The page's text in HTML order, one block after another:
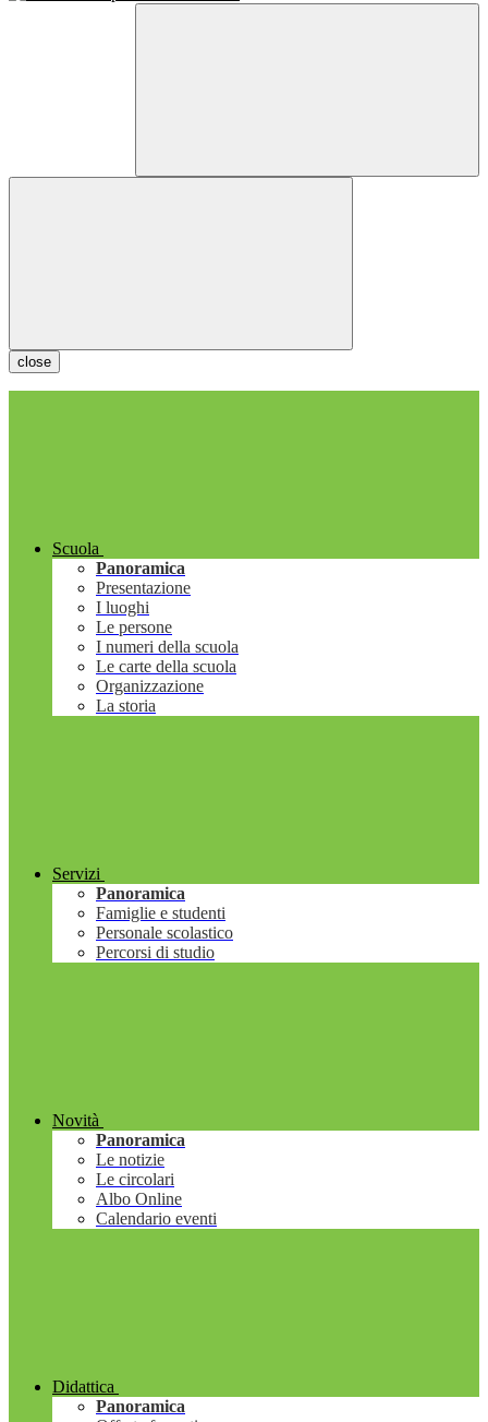
close
Scuola
Panoramica
Presentazione
I luoghi
Le persone
I numeri della scuola
Le carte della scuola
Organizzazione
La storia
Servizi
Panoramica
Famiglie e studenti
Personale scolastico
Percorsi di studio
Novità
Panoramica
Le notizie
Le circolari
Albo Online
Calendario eventi
Didattica
Panoramica